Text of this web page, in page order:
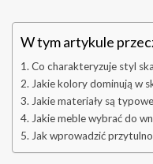
W tym artykule
Co charakteryzuje styl
Jakie kolory dominują w
Jakie materiały są
Jakie meble wybrać do
Jak wprowadzić